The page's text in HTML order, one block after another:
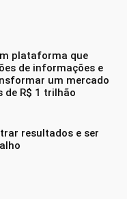
plataforma que
de informações e
um mercado
de R$ 1 trilhão
resultados e ser